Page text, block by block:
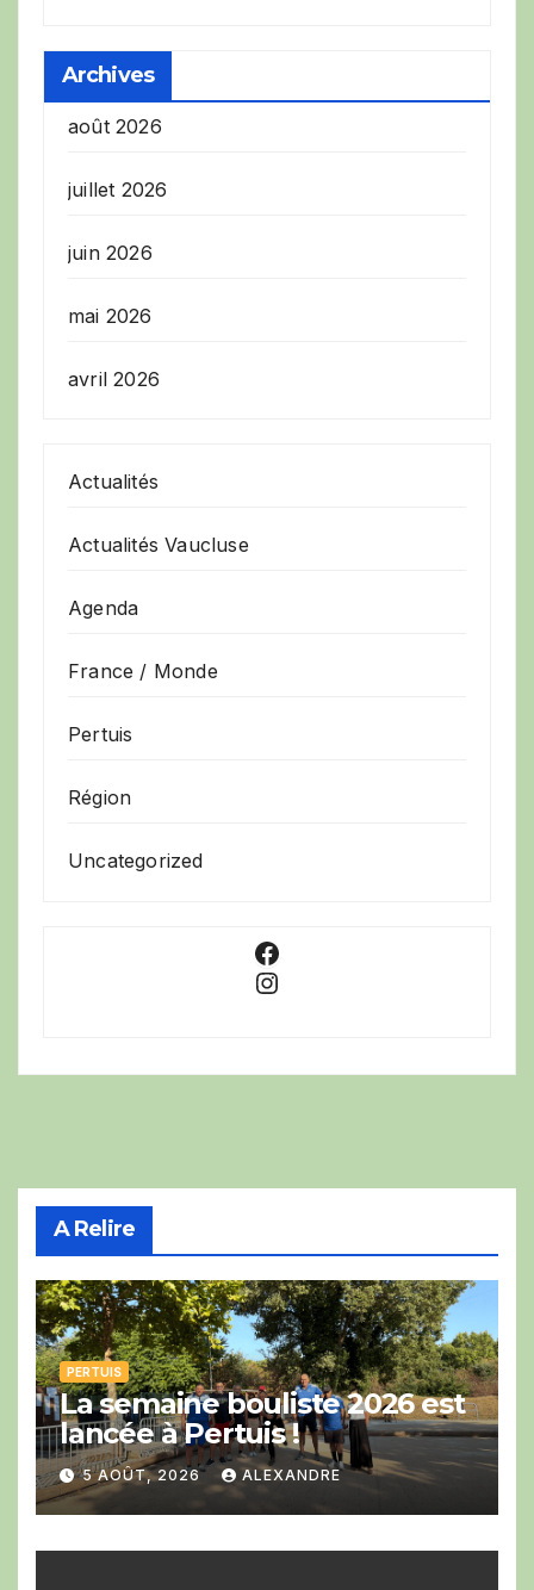
Archives
août 2026
juillet 2026
juin 2026
mai 2026
avril 2026
Actualités
Actualités Vaucluse
Agenda
France / Monde
Pertuis
Région
Uncategorized
Facebook
Instagram
A Relire
PERTUIS
La semaine bouliste 2026 est
lancée à Pertuis !
5 AOÛT, 2026 ALEXANDRE